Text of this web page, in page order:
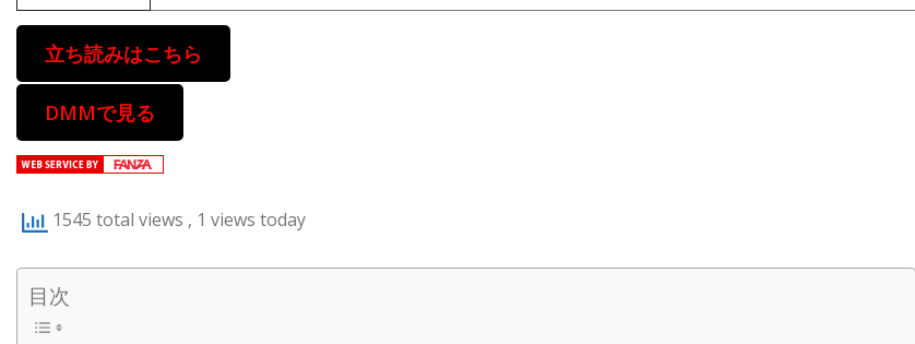
立ち読みはこちら
DMMで見る
1545 total views , 1 views today
目次